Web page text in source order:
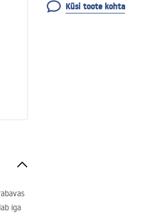
Küsi toote kohta
iga